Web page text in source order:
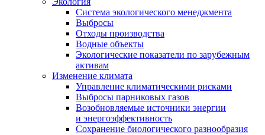
Система экологического менеджмента
Выбросы
Отходы производства
Водные объекты
Экологические показатели по зарубежным
активам
Изменение климата
Управление климатическими рисками
Выбросы парниковых газов
Возобновляемые источники энергии
и энергоэффективность
Сохранение биологического разнообразия